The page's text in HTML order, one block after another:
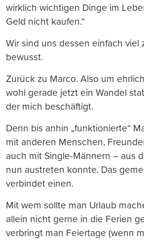
wirklich wichtigen Dinge im
Geld nicht kaufen.“
Wir sind uns dessen einfach viel
bewusst.
Zurück zu Marco. Also um
wohl gerade jetzt ein Wandel
der mich beschäftigt.
Denn bis anhin „funktionierte“
mit anderen Menschen,
auch mit Single-Männern – aus
nun austreten konnte. Das
verbindet einen.
Mit wem sollte man Urlaub
allein nicht gerne in die Ferien
verbringt man Feiertage (wenn